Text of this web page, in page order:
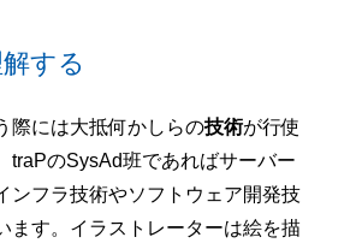
する
際には大抵何かしらの技術が行使
traPのSysAd班であればサーバー
ンフラ技術やソフトウェア開発技
ます。イラストレーターは絵を描